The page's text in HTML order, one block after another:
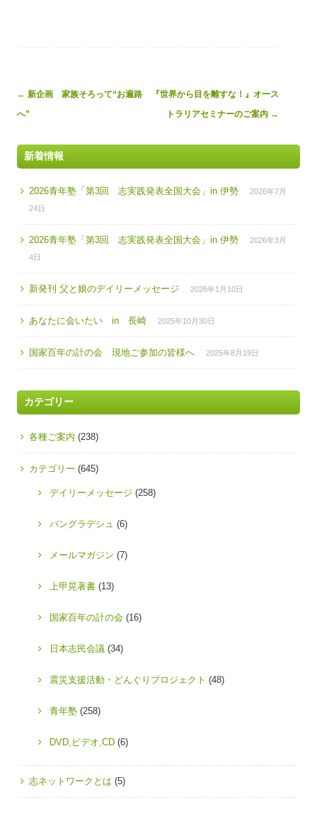
Post
navigation
← 新企画 家族そろって“お遍路
へ”
『世界から目を離すな！』オース
トラリアセミナーのご案内 →
新着情報
2026青年塾「第3回 志実践発表全国大会」in 伊勢
2026年7月
24日
2026青年塾「第3回 志実践発表全国大会」in 伊勢
2026年3月
4日
新発刊 父と娘のデイリーメッセージ 2026年1月10日
あなたに会いたい in 長崎 2025年10月30日
国家百年の計の会 現地ご参加の皆様へ 2025年8月19日
カテゴリー
各種ご案内 (238)
カテゴリー (645)
デイリーメッセージ (258)
バングラデシュ (6)
メールマガジン (7)
上甲晃著書 (13)
国家百年の計の会 (16)
日本志民会議 (34)
震災支援活動・どんぐりプロジェクト (48)
青年塾 (258)
DVD,ビデオ,CD (6)
志ネットワークとは (5)